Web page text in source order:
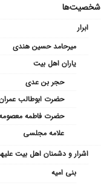
شخصیت‌ها
ابرار
میرحامد حسین هندی
یاران اهل بیت
حجر بن عدی
حضرت ابوطالب
حضرت فاطمه معصومه
علامه مجلسی
اشرار و دشمنان اهل بیت
بنی امیه